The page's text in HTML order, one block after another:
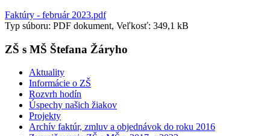
Faktúry - február 2023.pdf
Typ súboru: PDF dokument, Veľkosť: 349,1 kB
ZŠ s MŠ Štefana Žáryho
Aktuality
Informácie o ZŠ
Rozvrh hodín
Úspechy našich žiakov
Projekty
Archív faktúr, zmluv a objednávok do roku 2016